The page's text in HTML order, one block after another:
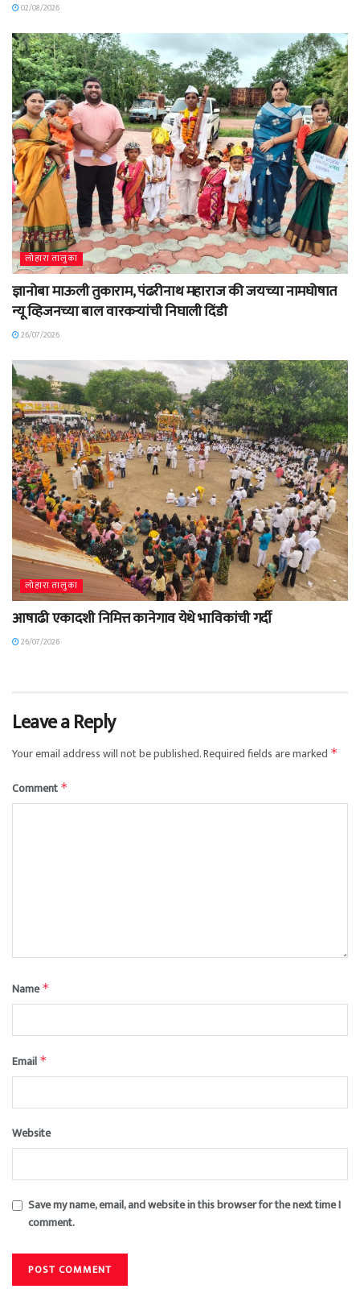
02/08/2026
लोहारा तालुका
ज्ञानोबा माऊली तुकाराम, पंढरीनाथ महाराज की जयच्या नामघोषात
न्यू व्हिजनच्या बाल वारकऱ्यांची निघाली दिंडी
26/07/2026
लोहारा तालुका
आषाढी एकादशी निमित्त कानेगाव येथे भाविकांची गर्दी
26/07/2026
Leave a Reply
Your email address will not be published.Required fields are marked *
Comment *
Name*
Email *
Website
Save my name, email, and website in this browser for the next time I
comment.